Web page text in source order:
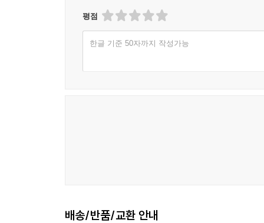
평점
한글 기준 50자까지 작성가능
배송/반품/교환 안내